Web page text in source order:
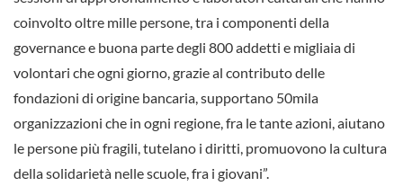
coinvolto oltre mille persone, tra i componenti della
governance e buona parte degli 800 addetti e migliaia di
volontari che ogni giorno, grazie al contributo delle
fondazioni di origine bancaria, supportano 50mila
organizzazioni che in ogni regione, fra le tante azioni, aiutano
le persone più fragili, tutelano i diritti, promuovono la cultura
della solidarietà nelle scuole, fra i giovani”.